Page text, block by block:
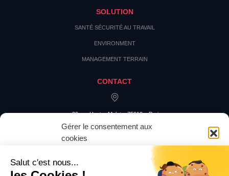
Gérer le consentement aux
cookies
Pour offrir les meilleures expériences, nous utilisons des technologies
telles que les cookies pour stocker et/ou accéder aux informations des
SOLUTION
SANTÉ SÉCURITÉ AU TRAVAIL
ENVIRONMENT
MANAGEMENT TERRAIN
CONTACT
20 rue Hector Malot – 75012 – Paris